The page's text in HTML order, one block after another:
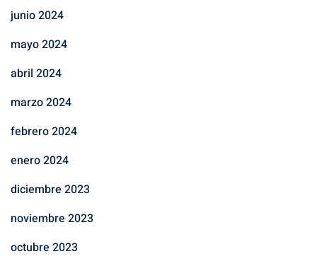
junio 2024
mayo 2024
abril 2024
marzo 2024
febrero 2024
enero 2024
diciembre 2023
noviembre 2023
octubre 2023